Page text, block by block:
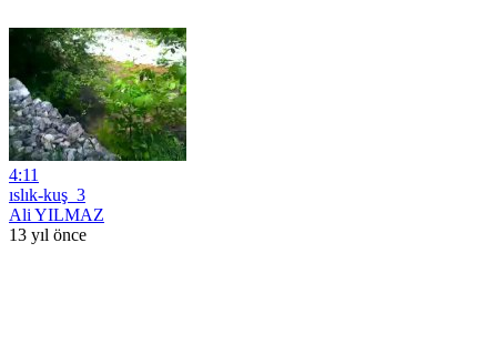
4:11
ıslık-kuş_3
Ali YILMAZ
13 yıl önce